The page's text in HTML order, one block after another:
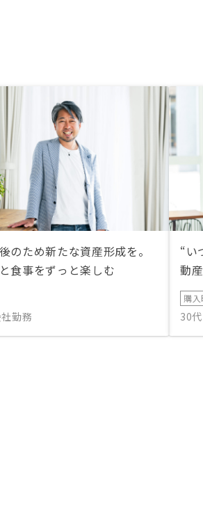
のため新たな資産形成を。
食事をずっと楽しむ
勤務
“い
動
購
30